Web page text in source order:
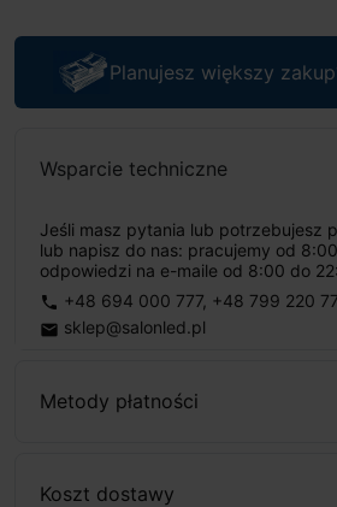
Planujesz większy
Wsparcie techniczne
Jeśli masz pytania lub potrzebujesz
lub napisz do nas: pracujemy od
odpowiedzi na e-maile od 8:00 do
phone +48 694 000 777, +48 799 220
email sklep@salonled.pl
Metody płatności
Koszt dostawy